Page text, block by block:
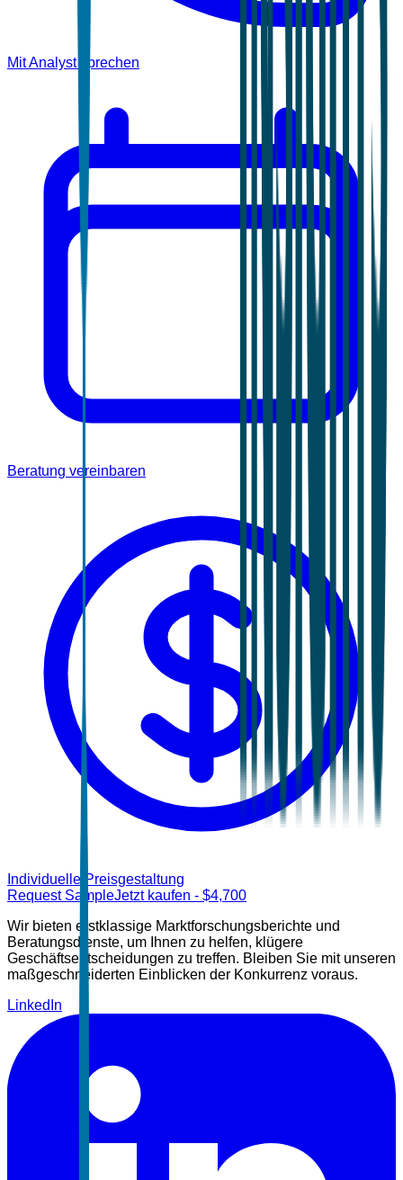
Mit Analyst sprechen
Beratung vereinbaren
Individuelle Preisgestaltung
Request SampleJetzt kaufen - $4,700
Wir bieten erstklassige Marktforschungsberichte und
Beratungsdienste, um Ihnen zu helfen, klügere
Geschäftsentscheidungen zu treffen. Bleiben Sie mit unseren
maßgeschneiderten Einblicken der Konkurrenz voraus.
LinkedIn